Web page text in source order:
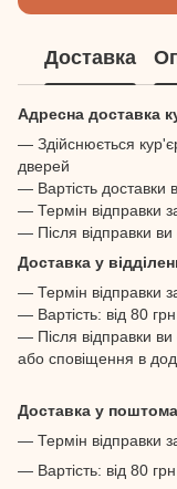
Доставка
Адресна доставка
— Здійснюється
дверей
— Вартість доставки
— Термін відправки
— Після відправки
Доставка у
— Термін відправки
— Вартість: від 80 грн
— Після відправки
або сповіщення в
Доставка у
— Термін відправки
— Вартість: від 80 грн